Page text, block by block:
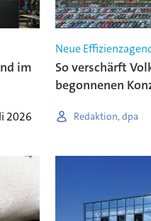
im
2026
Neue
So verschärft
begonnenen
Redaktion, dpa